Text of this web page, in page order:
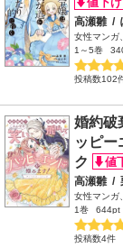
高瀬雛 /
女性マンガ
1～5巻
投稿数102
婚約破
ッピー
ク
高瀬雛 /
女性マンガ
1巻
644pt
投稿数4件